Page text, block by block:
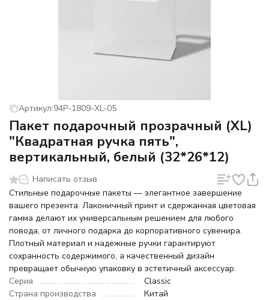
Артикул:94P-1809-XL-05
Пакет подарочный прозрачный (XL)
"Квадратная ручка пять",
вертикальный, белый (32*26*12)
Написать отзыв
Стильные подарочные пакеты — элегантное завершение
вашего презента. Лаконичный принт и сдержанная цветовая
гамма делают их универсальным решением для любого
повода, от личного подарка до корпоративного сувенира.
Плотный материал и надежные ручки гарантируют
сохранность содержимого, а качественный дизайн
превращает обычную упаковку в эстетичный аксессуар.
Серия
Classic
Страна производства
Китай